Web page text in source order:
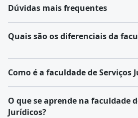
Dúvidas mais frequentes
Quais são os diferenciais da
Como é a faculdade de Serviços
O que se aprende na faculdade
Jurídicos?